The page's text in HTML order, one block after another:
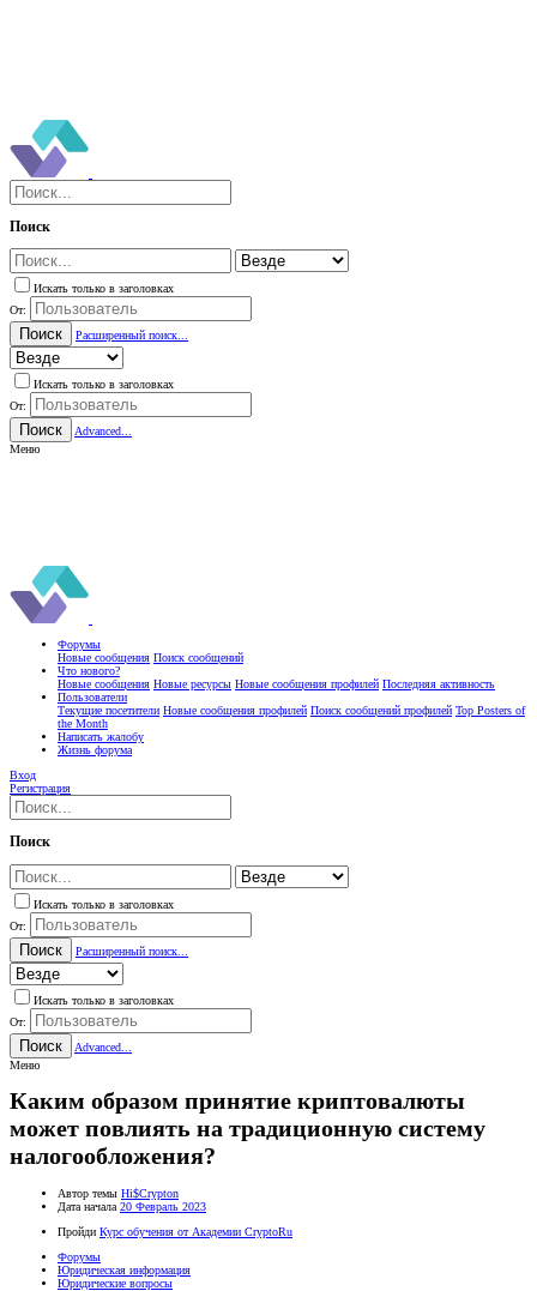
Поиск
Искать только в заголовках
От:
Поиск Расширенный поиск...
Искать только в заголовках
От:
Поиск
Advanced...
Меню
Форумы
Новые сообщения Поиск сообщений
Что нового?
Новые сообщения Новые ресурсы Новые сообщения профилей Последняя активность
Пользователи
Текущие посетители Новые сообщения профилей Поиск сообщений профилей Top Posters of
the Month
Написать жалобу
Жизнь форума
Вход
Регистрация
Поиск
Искать только в заголовках
От:
Поиск Расширенный поиск...
Искать только в заголовках
От:
Поиск
Advanced...
Меню
Каким образом принятие криптовалюты
может повлиять на традиционную систему
налогообложения?
Автор темы Hi$Crypton
Дата начала 20 Февраль 2023
Пройди Курс обучения от Академии CryptoRu
Форумы
Юридическая информация
Юридические вопросы